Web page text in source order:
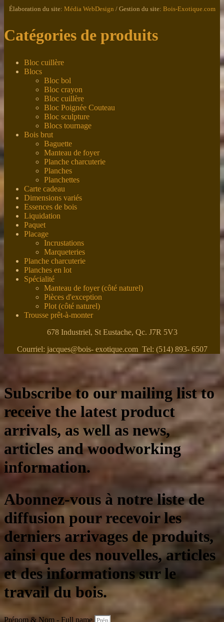
Élaboration du site: Média WebDesign / Gestion du site: Bois-Exotique.com
Catégories de produits
Bloc cuillère
Blocs
Bloc bol
Bloc crayon
Bloc cuillère
Bloc Poignée Couteau
Bloc sculpture
Blocs tournage
Bois brut
Baguette
Manteau de foyer
Planche charcuterie
Planches
Planchettes
Carte cadeau
Dimensions variés
Essences de bois
Liquidation
Paquet
Placage
Incrustations
Marqueteries
Planche charcuterie
Planches en lot
Spécialité
Manteau de foyer (côté naturel)
Pièces d'exception
Plot (côté naturel)
Trousse prêt-à-monter
678 Industriel, St Eustache, Qc. J7R 5V3
Courriel: jacques@bois- exotique.com Tel: (514) 893- 6507
Subscribe to our mailing list to
receive the latest product
arrivals, as well as news,
articles and woodworking
information.
Abonnez-vous à notre liste de
diffusion pour recevoir les
derniers arrivages de produits,
ainsi que des nouvelles, articles
et des informations sur le
travail du bois.
Prénom & Nom - Full name